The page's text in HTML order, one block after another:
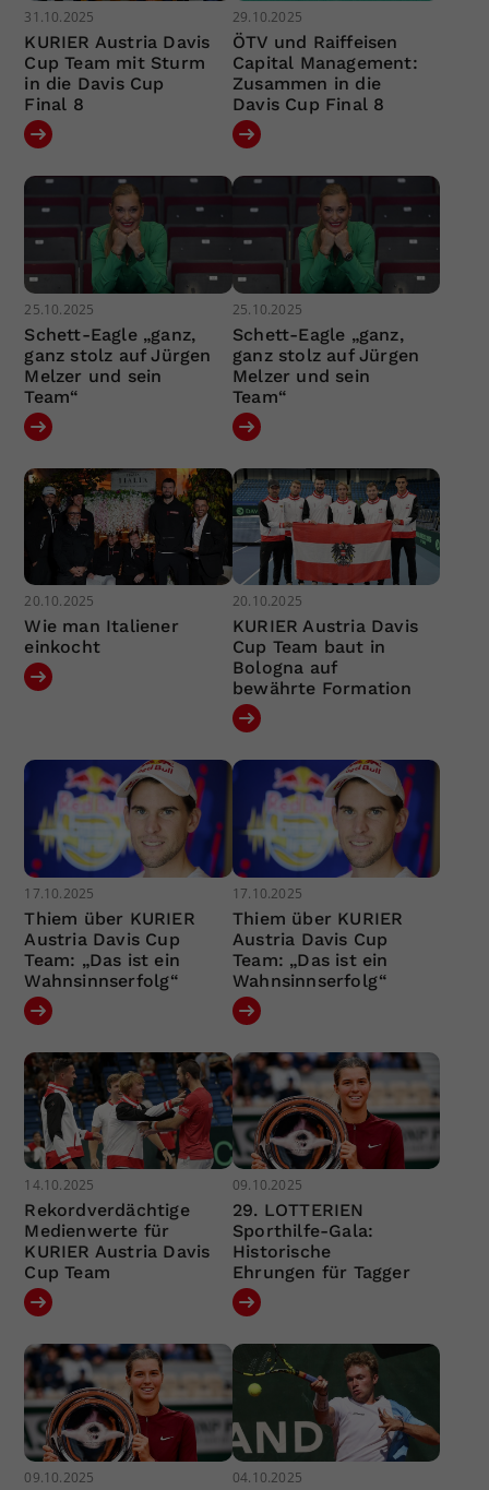
31.10.2025
KURIER Austria Davis
Cup Team mit Sturm
in die Davis Cup
Final 8
29.10.2025
ÖTV und Raiffeisen
Capital Management:
Zusammen in die
Davis Cup Final 8
25.10.2025
Schett-Eagle „ganz,
ganz stolz auf Jürgen
Melzer und sein
Team“
25.10.2025
Schett-Eagle „ganz,
ganz stolz auf Jürgen
Melzer und sein
Team“
20.10.2025
Wie man Italiener
einkocht
20.10.2025
KURIER Austria Davis
Cup Team baut in
Bologna auf
bewährte Formation
17.10.2025
Thiem über KURIER
Austria Davis Cup
Team: „Das ist ein
Wahnsinnserfolg“
17.10.2025
Thiem über KURIER
Austria Davis Cup
Team: „Das ist ein
Wahnsinnserfolg“
14.10.2025
Rekordverdächtige
Medienwerte für
KURIER Austria Davis
Cup Team
09.10.2025
29. LOTTERIEN
Sporthilfe-Gala:
Historische
Ehrungen für Tagger
09.10.2025 04.10.2025